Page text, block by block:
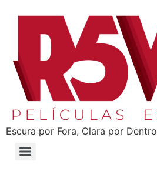
Escura por Fora, Clara por Dentro